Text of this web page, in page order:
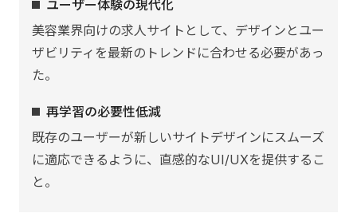
ユーザー体験の現代化
美容業界向けの求人サイトとして、デザインとユー
ザビリティを最新のトレンドに合わせる必要があっ
た。
再学習の必要性低減
既存のユーザーが新しいサイトデザインにスムーズ
に適応できるように、直感的なUI/UXを提供するこ
と。